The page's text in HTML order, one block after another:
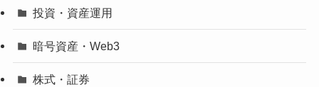
投資・資産運用
暗号資産・Web3
株式・証券